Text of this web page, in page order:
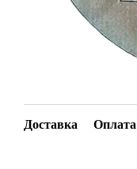
Доставка Оплата